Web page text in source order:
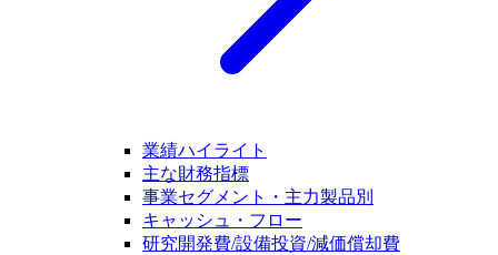
業績ハイライト
主な財務指標
事業セグメント・主力製品別
キャッシュ・フロー
研究開発費/設備投資/減価償却費